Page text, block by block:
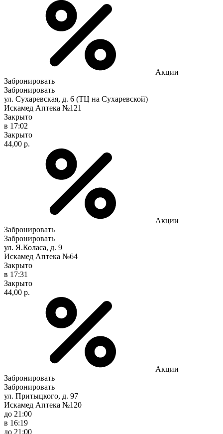
Акции
Забронировать
Забронировать
ул. Сухаревская, д. 6 (ТЦ на Сухаревской)
Искамед Аптека №121
Закрыто
в 17:02
Закрыто
44,00 р.
Акции
Забронировать
Забронировать
ул. Я.Коласа, д. 9
Искамед Аптека №64
Закрыто
в 17:31
Закрыто
44,00 р.
Акции
Забронировать
Забронировать
ул. Притыцкого, д. 97
Искамед Аптека №120
до 21:00
в 16:19
до 21:00